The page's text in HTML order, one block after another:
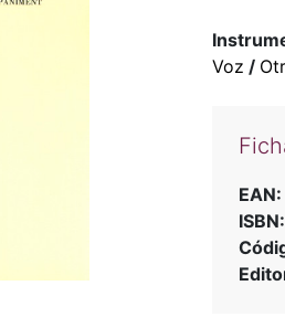
Voz /
EAN:
ISBN: